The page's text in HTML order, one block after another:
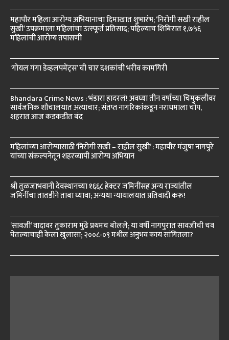
महापौर महिला आरोग्य अभियानाचा दिमाखात शुभारंभ; ‘निरोगी सखी राहील
सुखी’ उपक्रमाला महिलांचा उत्स्फूर्त प्रतिसाद; पहिल्याच शिबिरात १,७५६
महिलांची आरोग्य तपासणी
‘गोयल गंगा डेव्हलपमेंट्स’ ची चार दशकांची भरीव कामगिरी
Bhandara Crime News : भंडारा हादरलं! अवघ्या तीन वर्षांच्या चिमुकलीवर
सार्वजनिक शौचालयात अत्याचार; संतप्त नागरिकांकडून नराधमाला चोप,
शहरात आज कडकडीत बंद
महिलांच्या आरोग्यासाठी ‘निरोगी सखी – राहील सुखी’ : महापौर मंजुषा नागपुरे
यांच्या संकल्पनेतून शहरव्यापी आरोग्य अभियान
श्री तुळजाभवानी देवस्थानच्या १६६८ हेक्टर जमिनींसह अन्य राज्यांतील
जमिनींचा तातडीने ताबा घ्यावा; अन्यथा न्यायालयात प्रतिवादी करू!
‘सावजी’ वादावर तुकाराम मुंढे प्रथमच बोलले; या वर्षी नागपुरात सावजीची चव
घेतल्याचाही केला खुलासा; २००८-०९ मधील अनुभव काय सांगितला?